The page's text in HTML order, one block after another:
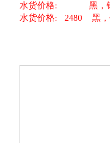
水货价格: 黑，银
水货价格: 2480 黑，